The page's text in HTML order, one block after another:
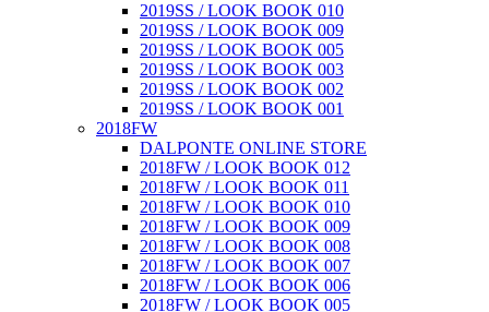
2019SS / LOOK BOOK 010
2019SS / LOOK BOOK 009
2019SS / LOOK BOOK 005
2019SS / LOOK BOOK 003
2019SS / LOOK BOOK 002
2019SS / LOOK BOOK 001
2018FW
DALPONTE ONLINE STORE
2018FW / LOOK BOOK 012
2018FW / LOOK BOOK 011
2018FW / LOOK BOOK 010
2018FW / LOOK BOOK 009
2018FW / LOOK BOOK 008
2018FW / LOOK BOOK 007
2018FW / LOOK BOOK 006
2018FW / LOOK BOOK 005